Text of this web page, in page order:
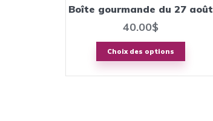
Boîte gourmande du 27 août
40.00$
Choix des options
sur